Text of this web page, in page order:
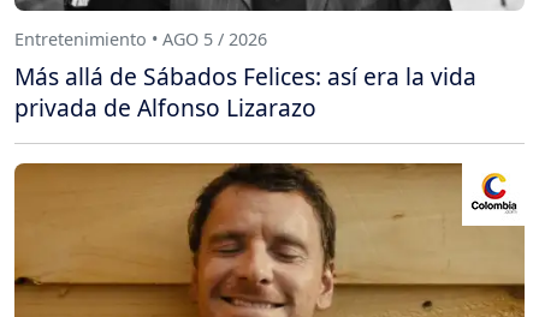
Entretenimiento • AGO 5 / 2026
Más allá de Sábados Felices: así era la vida
privada de Alfonso Lizarazo